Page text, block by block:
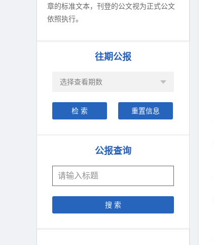
章的标准文本，刊登的公文视为正式公文
依照执行。
往期公报
公报查询